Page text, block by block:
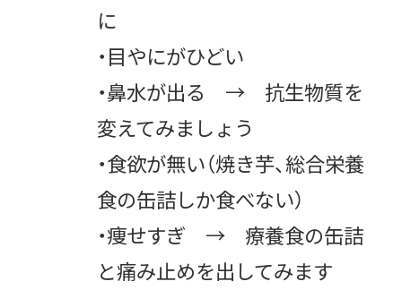
に
・目やにがひどい
・鼻水が出る → 抗生物質を
変えてみましょう
・食欲が無い（焼き芋、総合栄養
食の缶詰しか食べない）
・痩せすぎ → 療養食の缶詰
と痛み止めを出してみます